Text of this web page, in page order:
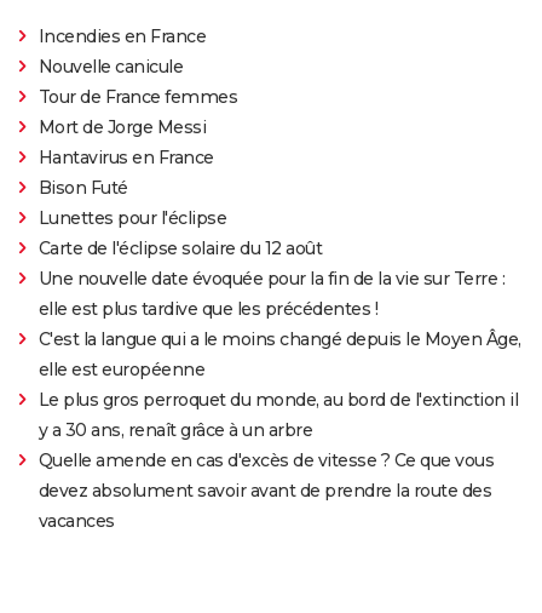
Incendies en France
Nouvelle canicule
Tour de France femmes
Mort de Jorge Messi
Hantavirus en France
Bison Futé
Lunettes pour l'éclipse
Carte de l'éclipse solaire du 12 août
Une nouvelle date évoquée pour la fin de la vie sur Terre :
elle est plus tardive que les précédentes !
C'est la langue qui a le moins changé depuis le Moyen Âge,
elle est européenne
Le plus gros perroquet du monde, au bord de l'extinction il
y a 30 ans, renaît grâce à un arbre
Quelle amende en cas d'excès de vitesse ? Ce que vous
devez absolument savoir avant de prendre la route des
vacances